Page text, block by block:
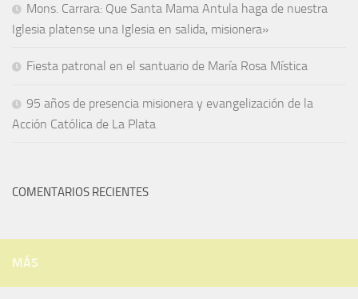
Mons. Carrara: Que Santa Mama Antula haga de nuestra
Iglesia platense una Iglesia en salida, misionera»
Fiesta patronal en el santuario de María Rosa Mística
95 años de presencia misionera y evangelización de la
Acción Católica de La Plata
COMENTARIOS RECIENTES
MÁS